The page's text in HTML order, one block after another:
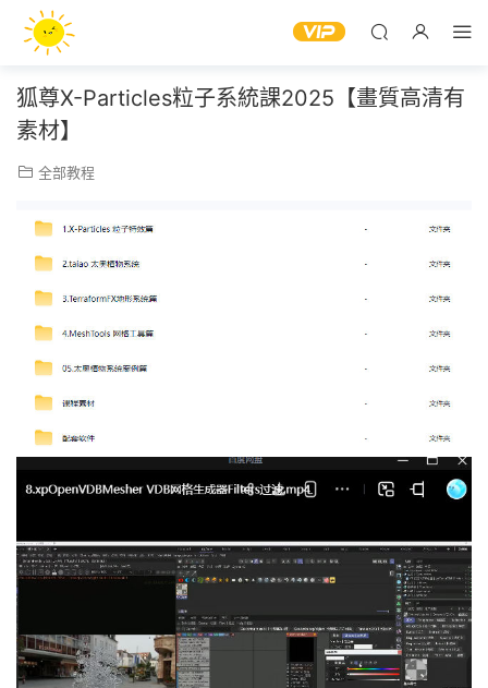
狐尊X-Particles粒子系統課2025【畫質高清有
素材】
全部教程